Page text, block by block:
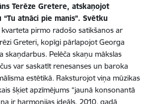
Terēze Gretere, atskaņojot
atnāci pie manis”. Svētku
kvarteta pirmo radošo satikšanos ar
Greteri, kopīgi pārlapojot Georga
skaņdarbus. Pelēča skaņu mākslas
var saskatīt renesanses un baroka
estētikā. Raksturojot viņa mūzikas
šķiet apzīmējums “jaunā konsonantā
ir harmonijas ideāls. 2010. gadā